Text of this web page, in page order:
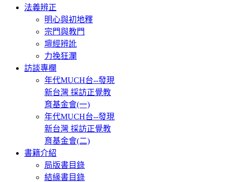
法義辨正
明心與初地釋
宗門與教門
壇經辨訛
力挽狂瀾
訪談專欄
年代MUCH台--發現
新台灣 採訪正覺教
育基金會(一)
年代MUCH台--發現
新台灣 採訪正覺教
育基金會(二)
書籍介紹
局版書目錄
結緣書目錄